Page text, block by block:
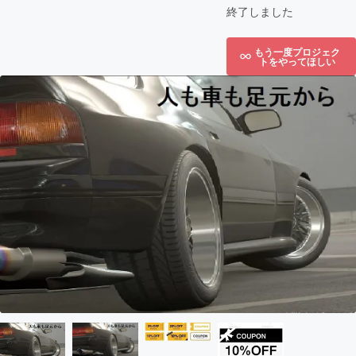
終了しました
もう一度プロジェク
トをやってほしい